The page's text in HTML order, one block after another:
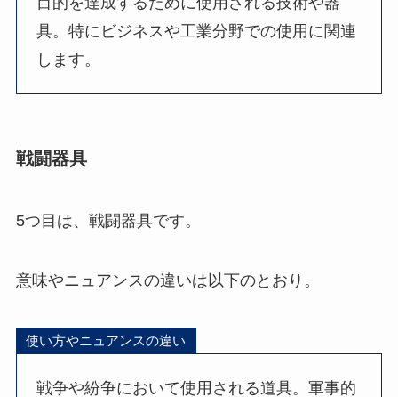
具。特にビジネスや工業分野での使用に関連
します。
戦闘器具
5つ目は、戦闘器具です。
意味やニュアンスの違いは以下のとおり。
使い方やニュアンスの違い
戦争や紛争において使用される道具。軍事的